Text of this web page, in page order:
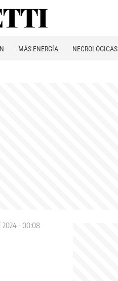
MÁS ENERGÍA NECROLÓGICAS
2024 - 00:08